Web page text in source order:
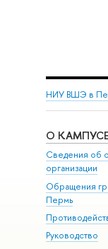
НИУ ВШЭ в
О КАМПУСЕ
Сведения об
организации
Обращения
Пермь
Руководство